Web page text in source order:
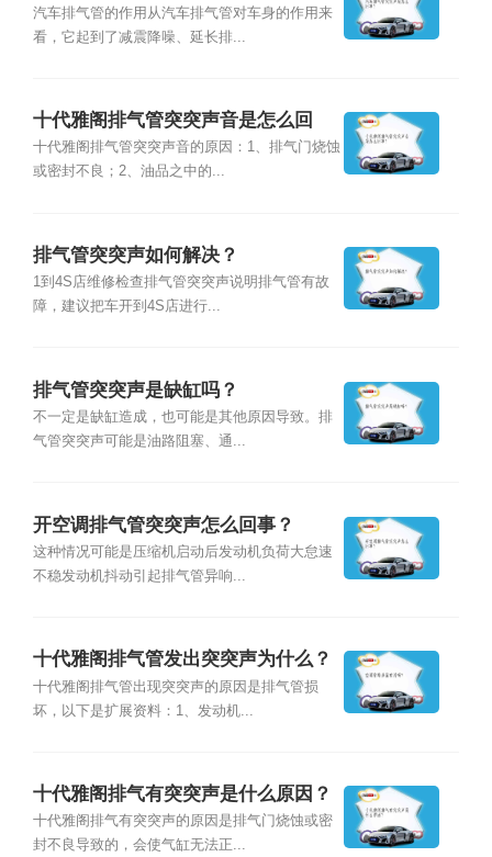
汽车排气管的作用从汽车排气管对车身的作用来
看，它起到了减震降噪、延长排...
十代雅阁排气管突突声音是怎么回
事？
十代雅阁排气管突突声音的原因：1、排气门烧蚀
或密封不良；2、油品之中的...
排气管突突声如何解决？
1到4S店维修检查排气管突突声说明排气管有故
障，建议把车开到4S店进行...
排气管突突声是缺缸吗？
不一定是缺缸造成，也可能是其他原因导致。排
气管突突声可能是油路阻塞、通...
开空调排气管突突声怎么回事？
这种情况可能是压缩机启动后发动机负荷大怠速
不稳发动机抖动引起排气管异响...
十代雅阁排气管发出突突声为什么？
十代雅阁排气管出现突突声的原因是排气管损
坏，以下是扩展资料：1、发动机...
十代雅阁排气有突突声是什么原因？
十代雅阁排气有突突声的原因是排气门烧蚀或密
封不良导致的，会使气缸无法正...